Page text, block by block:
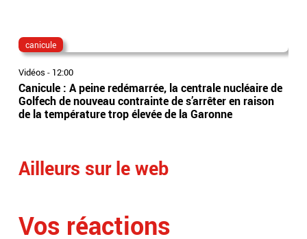
canicule
Vidéos - 12:00
Canicule : A peine redémarrée, la centrale nucléaire de
Golfech de nouveau contrainte de s’arrêter en raison
de la température trop élevée de la Garonne
Ailleurs sur le web
Vos réactions